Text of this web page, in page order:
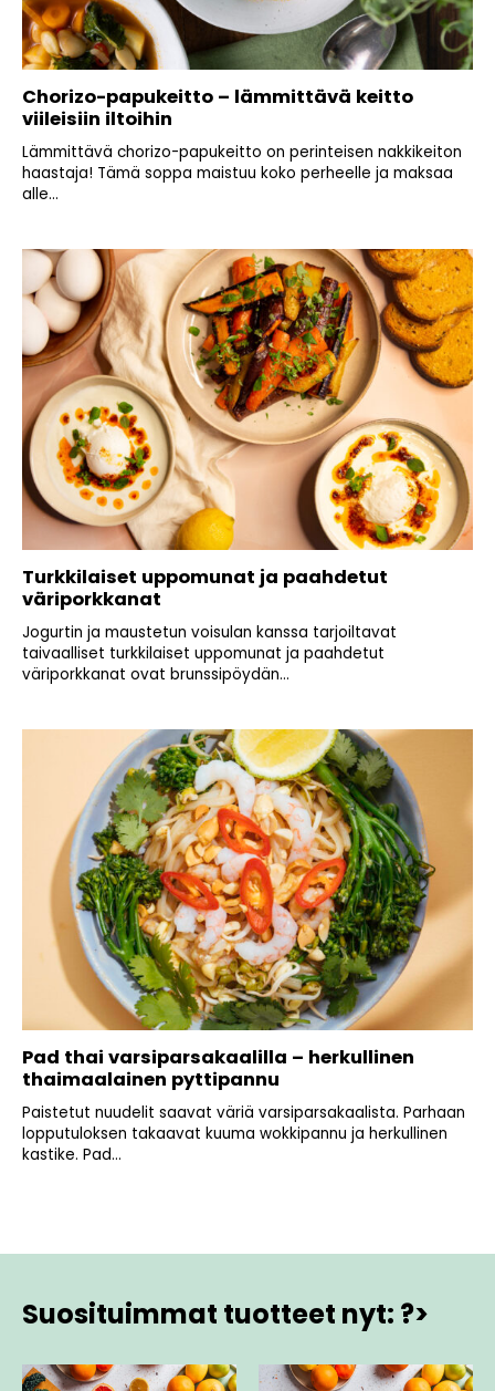
Chorizo-papukeitto – lämmittävä keitto
viileisiin iltoihin
Lämmittävä chorizo-papukeitto on perinteisen nakkikeiton
haastaja! Tämä soppa maistuu koko perheelle ja maksaa
alle...
Turkkilaiset uppomunat ja paahdetut
väriporkkanat
Jogurtin ja maustetun voisulan kanssa tarjoiltavat
taivaalliset turkkilaiset uppomunat ja paahdetut
väriporkkanat ovat brunssipöydän...
Pad thai varsiparsakaalilla – herkullinen
thaimaalainen pyttipannu
Paistetut nuudelit saavat väriä varsiparsakaalista. Parhaan
lopputuloksen takaavat kuuma wokkipannu ja herkullinen
kastike. Pad...
Suosituimmat tuotteet nyt: ?>